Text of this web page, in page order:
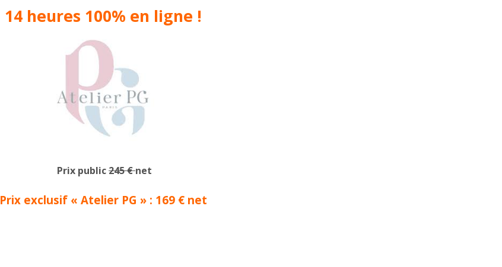
14 heures 100% en ligne !
Prix public245 €net
Prix exclusif « Atelier PG » : 169 € net